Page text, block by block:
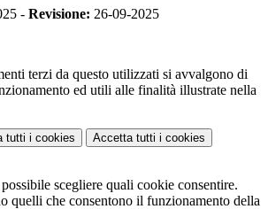
- Revisione: 26-09-2025
terzi da questo utilizzati si avvalgono di
ed utili alle finalità illustrate nella
tutti i cookies Accetta tutti i cookies
scegliere quali cookie consentire.
quelli che consentono il funzionamento della